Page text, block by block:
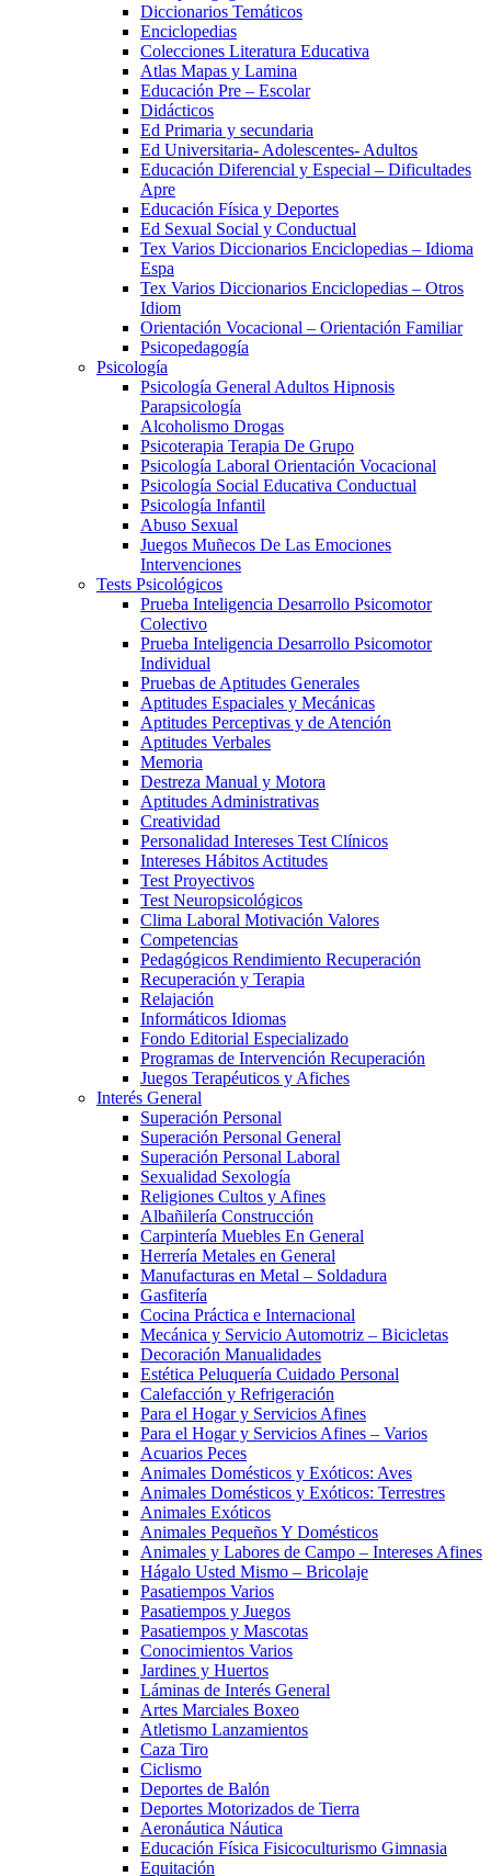
Diccionarios Temáticos
Enciclopedias
Colecciones Literatura Educativa
Atlas Mapas y Lamina
Educación Pre – Escolar
Didácticos
Ed Primaria y secundaria
Ed Universitaria- Adolescentes- Adultos
Educación Diferencial y Especial – Dificultades
Apre
Educación Física y Deportes
Ed Sexual Social y Conductual
Tex Varios Diccionarios Enciclopedias – Idioma
Espa
Tex Varios Diccionarios Enciclopedias – Otros
Idiom
Orientación Vocacional – Orientación Familiar
Psicopedagogía
Psicología
Psicología General Adultos Hipnosis
Parapsicología
Alcoholismo Drogas
Psicoterapia Terapia De Grupo
Psicología Laboral Orientación Vocacional
Psicología Social Educativa Conductual
Psicología Infantil
Abuso Sexual
Juegos Muñecos De Las Emociones
Intervenciones
Tests Psicológicos
Prueba Inteligencia Desarrollo Psicomotor
Colectivo
Prueba Inteligencia Desarrollo Psicomotor
Individual
Pruebas de Aptitudes Generales
Aptitudes Espaciales y Mecánicas
Aptitudes Perceptivas y de Atención
Aptitudes Verbales
Memoria
Destreza Manual y Motora
Aptitudes Administrativas
Creatividad
Personalidad Intereses Test Clínicos
Intereses Hábitos Actitudes
Test Proyectivos
Test Neuropsicológicos
Clima Laboral Motivación Valores
Competencias
Pedagógicos Rendimiento Recuperación
Recuperación y Terapia
Relajación
Informáticos Idiomas
Fondo Editorial Especializado
Programas de Intervención Recuperación
Juegos Terapéuticos y Afiches
Interés General
Superación Personal
Superación Personal General
Superación Personal Laboral
Sexualidad Sexología
Religiones Cultos y Afines
Albañilería Construcción
Carpintería Muebles En General
Herrería Metales en General
Manufacturas en Metal – Soldadura
Gasfitería
Cocina Práctica e Internacional
Mecánica y Servicio Automotriz – Bicicletas
Decoración Manualidades
Estética Peluquería Cuidado Personal
Calefacción y Refrigeración
Para el Hogar y Servicios Afines
Para el Hogar y Servicios Afines – Varios
Acuarios Peces
Animales Domésticos y Exóticos: Aves
Animales Domésticos y Exóticos: Terrestres
Animales Exóticos
Animales Pequeños Y Domésticos
Animales y Labores de Campo – Intereses Afines
Hágalo Usted Mismo – Bricolaje
Pasatiempos Varios
Pasatiempos y Juegos
Pasatiempos y Mascotas
Conocimientos Varios
Jardines y Huertos
Láminas de Interés General
Artes Marciales Boxeo
Atletismo Lanzamientos
Caza Tiro
Ciclismo
Deportes de Balón
Deportes Motorizados de Tierra
Aeronáutica Náutica
Educación Física Fisicoculturismo Gimnasia
Equitación